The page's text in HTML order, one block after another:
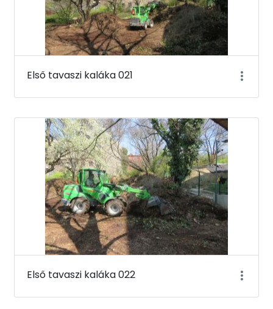
Első tavaszi kaláka 021
Első tavaszi kaláka 022